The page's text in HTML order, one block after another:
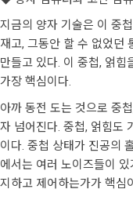
지금의 양자 기술은 이 중
재고, 그동안 할 수 없었던
만들고 있다. 이 중첩, 얽
가장 핵심이다.
아까 동전 도는 것으로 중
자 넘어진다. 중첩, 얽힘도
이다. 중첩 상태가 진공의
에서는 여러 노이즈들이
지하고 제어하는가가 핵심